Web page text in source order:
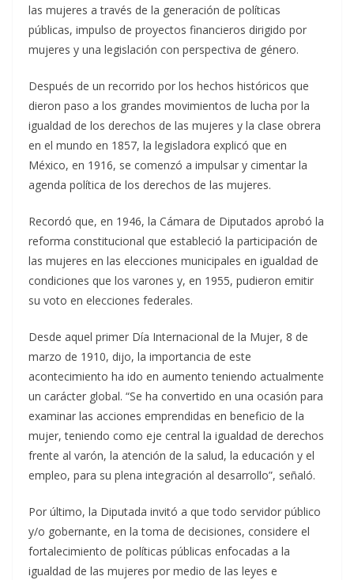
las mujeres a través de la generación de políticas
públicas, impulso de proyectos financieros dirigido por
mujeres y una legislación con perspectiva de género.
Después de un recorrido por los hechos históricos que
dieron paso a los grandes movimientos de lucha por la
igualdad de los derechos de las mujeres y la clase obrera
en el mundo en 1857, la legisladora explicó que en
México, en 1916, se comenzó a impulsar y cimentar la
agenda política de los derechos de las mujeres.
Recordó que, en 1946, la Cámara de Diputados aprobó la
reforma constitucional que estableció la participación de
las mujeres en las elecciones municipales en igualdad de
condiciones que los varones y, en 1955, pudieron emitir
su voto en elecciones federales.
Desde aquel primer Día Internacional de la Mujer, 8 de
marzo de 1910, dijo, la importancia de este
acontecimiento ha ido en aumento teniendo actualmente
un carácter global. “Se ha convertido en una ocasión para
examinar las acciones emprendidas en beneficio de la
mujer, teniendo como eje central la igualdad de derechos
frente al varón, la atención de la salud, la educación y el
empleo, para su plena integración al desarrollo”, señaló.
Por último, la Diputada invitó a que todo servidor público
y/o gobernante, en la toma de decisiones, considere el
fortalecimiento de políticas públicas enfocadas a la
igualdad de las mujeres por medio de las leyes e